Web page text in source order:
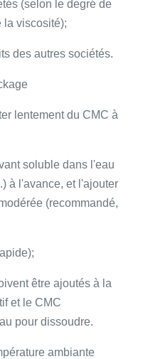
(selon le degré de
la viscosité);
des autres sociétés.
lentement du CMC à
soluble dans l'eau
à l'avance, et l'ajouter
(recommandé,
être ajoutés à la
et le CMC
pour dissoudre.
ambiante